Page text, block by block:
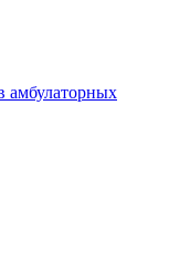
амбулаторных